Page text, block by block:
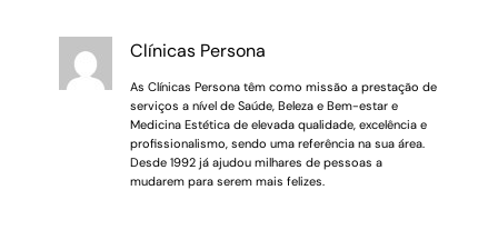
Clínicas Persona
As Clínicas Persona têm como missão a prestação de
serviços a nível de Saúde, Beleza e Bem-estar e
Medicina Estética de elevada qualidade, excelência e
profissionalismo, sendo uma referência na sua área.
Desde 1992 já ajudou milhares de pessoas a
mudarem para serem mais felizes.